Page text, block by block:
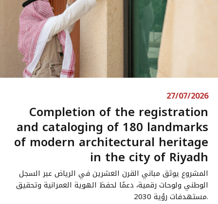
27/07/2026
Completion of the registration
and cataloging of 180 landmarks
of modern architectural heritage
in the city of Riyadh
المشروع يوثق مباني القرن العشرين في الرياض عبر السجل
الوطني ولوحات رقمية، دعمًا لحفظ الهوية العمرانية وتحقيق
مستهدفات رؤية 2030.